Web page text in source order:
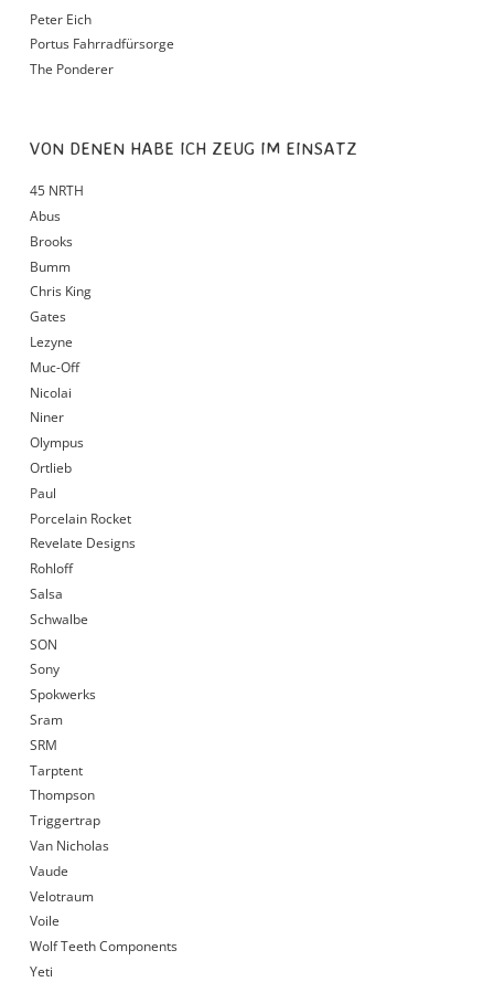
Peter Eich
Portus Fahrradfürsorge
The Ponderer
VON DENEN HABE ICH ZEUG IM EINSATZ
45 NRTH
Abus
Brooks
Bumm
Chris King
Gates
Lezyne
Muc-Off
Nicolai
Niner
Olympus
Ortlieb
Paul
Porcelain Rocket
Revelate Designs
Rohloff
Salsa
Schwalbe
SON
Sony
Spokwerks
Sram
SRM
Tarptent
Thompson
Triggertrap
Van Nicholas
Vaude
Velotraum
Voile
Wolf Teeth Components
Yeti